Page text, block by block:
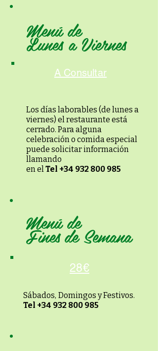
Menú de
Lunes a Viernes
A Consultar
Los días laborables (de lunes a
viernes) el restaurante está
cerrado. Para alguna
celebración o comida especial
puede solicitar información
llamando
en elTel +34 932 800 985
Menú de
Finesde Semana
28€
Sábados, Domingos y Festivos.
Tel +34 932 800 985